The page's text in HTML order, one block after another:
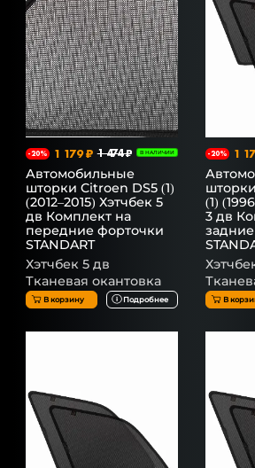
-20% 1 179 ₽ 1 474 ₽ В НАЛИЧИИ
Автомобильные
шторки Citroen DS5 (1)
(2012–2015) Хэтчбек 5
дв Комплект на
передние форточки
STANDART
Хэтчбек 5 дв
Тканевая окантовка
В корзину Подробнее
-20% 1
(1)
3 дв
В